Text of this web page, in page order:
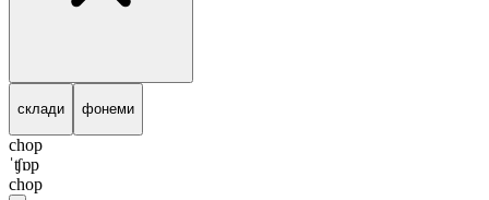
склади фонеми
chop
ˈʧɒp
chop